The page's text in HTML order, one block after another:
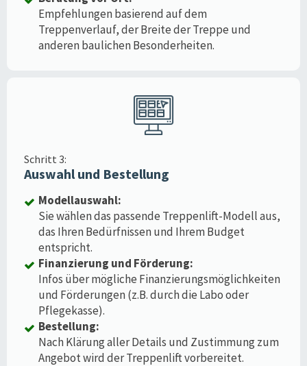
Empfehlungen basierend auf dem
Treppenverlauf, der Breite der Treppe und
anderen baulichen Besonderheiten.
Schritt 3:
Auswahl und Bestellung
Modellauswahl:
Sie wählen das passende Treppenlift-Modell aus,
das Ihren Bedürfnissen und Ihrem Budget
entspricht.
Finanzierung und Förderung:
Infos über mögliche Finanzierungsmöglichkeiten
und Förderungen (z.B. durch die Labo oder
Pflegekasse).
Bestellung:
Nach Klärung aller Details und Zustimmung zum
Angebot wird der Treppenlift vorbereitet.